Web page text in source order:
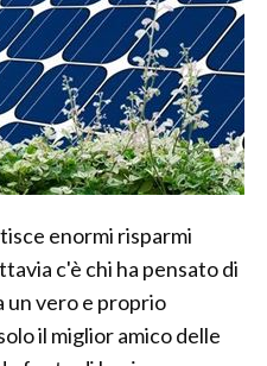
enormi risparmi
c'è chi ha pensato di
vero e proprio
il miglior amico delle